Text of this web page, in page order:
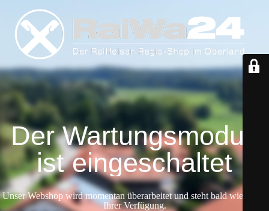
Der Wartungsmodus
ist eingeschaltet
Unser Webshop wird momentan überarbeitet und steht bald wieder zu
Ihrer Verfügung.